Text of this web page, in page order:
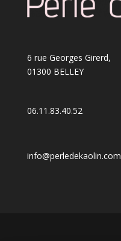
6 rue Georges Girerd,
01300 BELLEY
06.11.83.40.52
info@perledekaolin.com